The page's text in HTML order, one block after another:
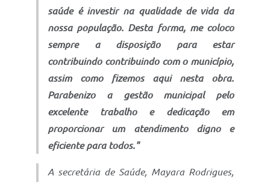
saúde é investir na qualidade de vida da
nossa população. Desta forma, me coloco
sempre a disposição para estar
contribuindo contribuindo com o município,
assim como fizemos aqui nesta obra.
Parabenizo a gestão municipal pelo
excelente trabalho e dedicação em
proporcionar um atendimento digno e
eficiente para todos."
A secretária de Saúde, Mayara Rodrigues,